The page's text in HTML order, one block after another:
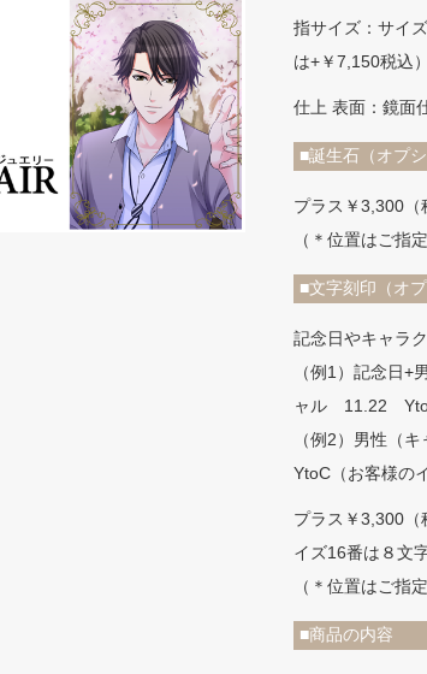
指サイズ：サイ
は+￥7,150税込）
仕上 表面：鏡面
■誕生石（オプシ
プラス￥3,300（
（＊位置はご指
■文字刻印（オプ
記念日やキャラ
（例1）記念日+
ャル 11.22
（例2）男性（
YtoC（お客様の
プラス￥3,300（
イズ16番は８文
（＊位置はご指
■商品の内容